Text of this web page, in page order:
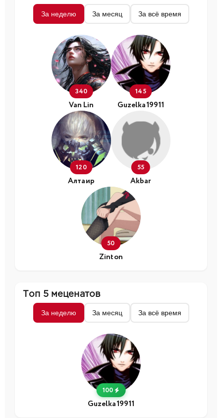
За неделю За месяц За всё время
340
Van Lin
145
Guzelka19911
120
Алтаир
55
Akbar
50
Zinton
Топ 5 меценатов
За неделю За месяц За всё время
100
Guzelka19911